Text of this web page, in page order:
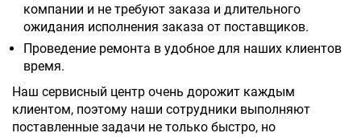
компании и не требуют заказа и длительного
ожидания исполнения заказа от поставщиков.
Проведение ремонта в удобное для наших клиентов
время.
Наш сервисный центр очень дорожит каждым
клиентом, поэтому наши сотрудники выполняют
поставленные задачи не только быстро, но